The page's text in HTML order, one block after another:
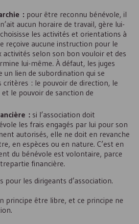
: pour être reconnu bénévole, il
aucun horaire de travail, gère lui-
les activités et orientations à
reçoive aucune instruction pour le
activités selon son bon vouloir et des
lui-même. À défaut, les juges
un lien de subordination qui se
critères : le pouvoir de direction, le
le pouvoir de sanction de
: si l’association doit
les frais engagés par lui pour son
autorisés, elle ne doit en revanche
en espèces ou en nature. C’est en
du bénévole est volontaire, parce
financière.
pour les dirigeants d’association.
principe être libre, et ce principe ne